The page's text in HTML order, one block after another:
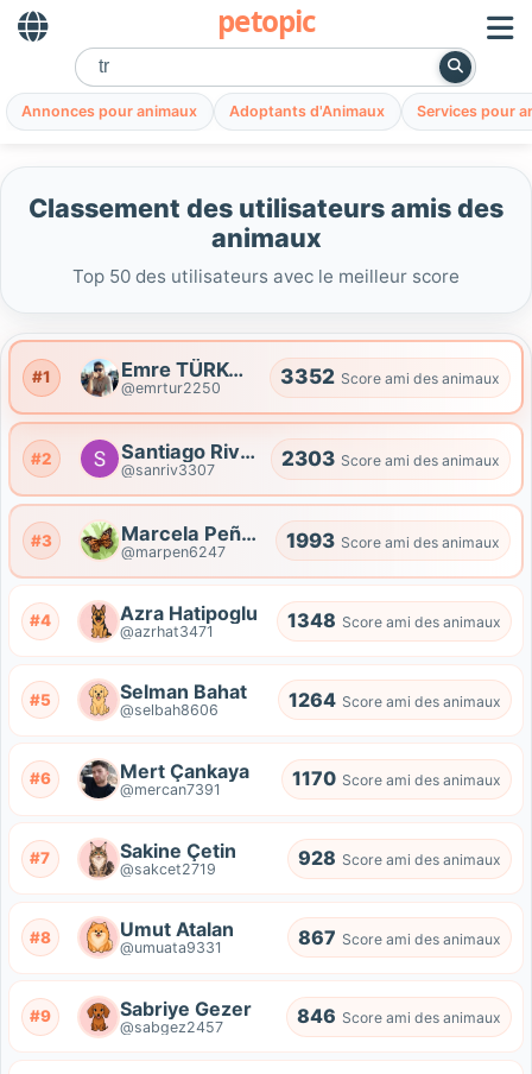
petopic
Annonces pour animaux Adoptants d'Animaux Services pour
Classement des utilisateurs amis des
animaux
Top 50 des utilisateurs avec le meilleur score
#1 Emre TÜRKOĞLU
@emrtur2250 3352 Score ami des animaux
#2 Santiago Rivera
@sanriv3307 2303 Score ami des animaux
#3 Marcela Peñaherrera
@marpen6247 1993 Score ami des animaux
#4 Azra Hatipoglu
@azrhat3471 1348 Score ami des animaux
#5 Selman Bahat
@selbah8606 1264 Score ami des animaux
#6 Mert Çankaya
@mercan7391 1170 Score ami des animaux
#7 Sakine Çetin
@sakcet2719 928 Score ami des animaux
#8 Umut Atalan
@umuata9331 867 Score ami des animaux
#9 Sabriye Gezer
@sabgez2457 846 Score ami des animaux